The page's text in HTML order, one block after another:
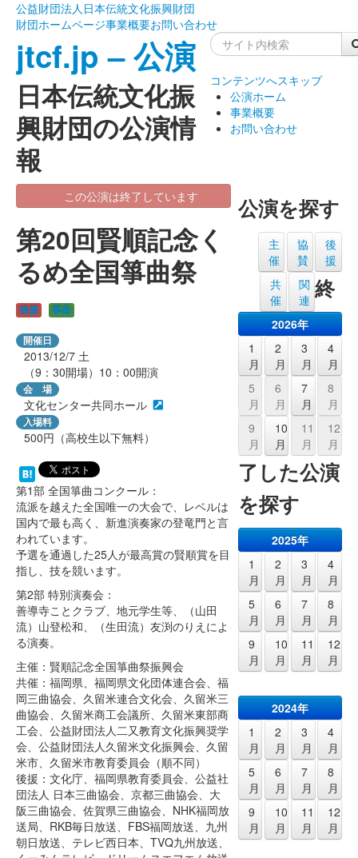
公益財団法人日本伝統文化振興財団
財団ホームページ事業概要お問い合わせ
jtcf.jp – 公演
日本伝統文化振
興財団の公演情
報
コンテンツへスキップ
公演ホーム
事業概要
お問い合わせ
この公演は終了しています
第20回賢順記念く
るめ全国箏曲祭
後援 箏曲
開催日
2013/12/7 土
（9：30開場）10：00開演
会 場
文化センター共同ホール
入場料
500円（高校生以下無料）
第1部 全国箏曲コンクール：
流派を越えた全国唯一の大会で、レベルは
国内で最も高く、新進演奏家の登竜門と言
われています。
予選を通過した25人が最高賞の賢順賞を目
指し、技を競います。
第2部 特別演奏会：
善導寺ことクラブ、地元学生等、（山田
流）山登松和、（生田流）友渕のりえによ
る演奏。
主催：賢順記念全国箏曲祭振興会
共催：福岡県、福岡県文化団体連合会、福
岡三曲協会、久留米連合文化会、久留米三
曲協会、久留米商工会議所、久留米東部商
工会、公益財団法人二又教育文化振興奨学
会、公益財団法人久留米文化振興会、久留
米市、久留米市教育委員会（順不同）
後援：文化庁、福岡県教育委員会、公益社
団法人 日本三曲協会、京都三曲協会、大
阪三曲協会、佐賀県三曲協会、NHK福岡放
送局、RKB毎日放送、FBS福岡放送、九州
朝日放送、テレビ西日本、TVQ九州放送、
公演を探す
主
催
協
賛
後
援
共
催
関
連
2026年
1
月
2
月
3
月
4
月
5
月
6
月
7
月
8
月
9
月
10
月
11
月
12
月
終
了した公演
を探す
2025年
1
月
2
月
3
月
4
月
5
月
6
月
7
月
8
月
9
月
10
月
11
月
12
月
2024年
1
月
2
月
3
月
4
月
5
月
6
月
7
月
8
月
9
月
10
月
11
月
12
月